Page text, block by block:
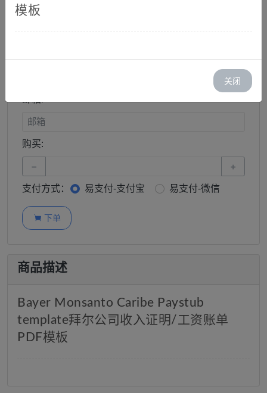
拜尔公司收入证明/工资账单PDF
购买:
− +
支付方式： 易支付-支付宝 易支付-微信
 下单
商品描述
Bayer Monsanto Caribe Paystub
template拜尔公司收入证明/工资账单
PDF模板
模板
关闭